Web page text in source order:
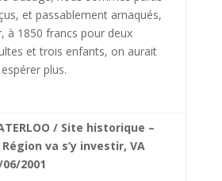
et passablement arnaqués,
à 1850 francs pour deux
et trois enfants, on aurait
plus.
/ Site historique –
Région va s’y investir, VA
2001